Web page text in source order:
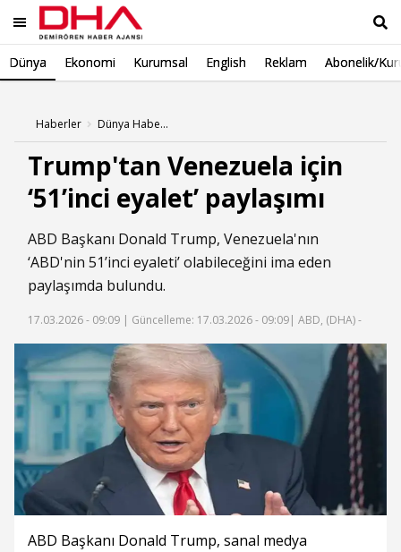
Dünya Ekonomi Kurumsal English Reklam Abonelik/
Haberler Dünya Haberleri
Trump'tan Venezuela için
‘51’inci eyalet’ paylaşımı
ABD Başkanı Donald Trump, Venezuela'nın
‘ABD'nin 51’inci eyaleti’ olabileceğini ima eden
paylaşımda bulundu.
17.03.2026 - 09:09 | Güncelleme: 17.03.2026 - 09:09| ABD, (DHA) -
ABD Başkanı Donald Trump, sanal medya